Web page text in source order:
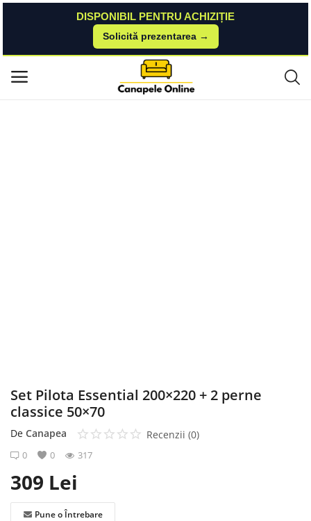
DISPONIBIL PENTRU ACHIZIȚIE
Solicită prezentarea →
Meniu principal
Set Pilota Essential 200×220 + 2 perne classice 50×70
Set Pilota Essential 200×220 + 2 perne
classice 50×70
De Canapea Recenzii (0)
0 0 317
309 Lei
Pune o Întrebare